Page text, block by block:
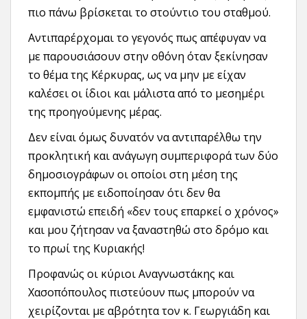
πιο πάνω βρίσκεται το στούντιο του σταθμού.
Αντιπαρέρχομαι το γεγονός πως απέφυγαν να
με παρουσιάσουν στην οθόνη όταν ξεκίνησαν
το θέμα της Κέρκυρας, ως να μην με είχαν
καλέσει οι ίδιοι και μάλιστα από το μεσημέρι
της προηγούμενης μέρας.
Δεν είναι όμως δυνατόν να αντιπαρέλθω την
προκλητική και ανάγωγη συμπεριφορά των δύο
δημοσιογράφων οι οποίοι στη μέση της
εκπομπής με ειδοποίησαν ότι δεν θα
εμφανιστώ επειδή «δεν τους επαρκεί ο χρόνος»
και μου ζήτησαν να ξαναστηθώ στο δρόμο και
το πρωί της Κυριακής!
Προφανώς οι κύριοι Αναγνωστάκης και
Χασοπόπουλος πιστεύουν πως μπορούν να
χειρίζονται με αβρότητα τον κ. Γεωργιάδη και